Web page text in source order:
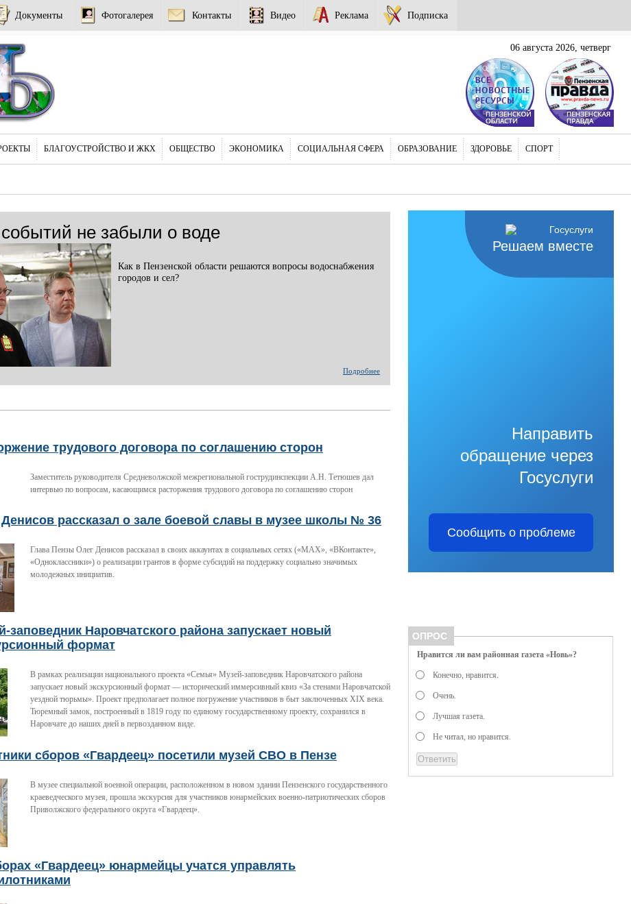
Документы Фотогалерея Контакты Видео Реклама Подписка
06 августа 2026, четверг
БЛАГОУСТРОЙСТВО И ЖКХ ОБЩЕСТВО ЭКОНОМИКА СОЦИАЛЬНАЯ СФЕРА ОБРАЗОВАНИЕ ЗДОРОВЬЕ СПОРТ
событий не забыли о воде
Как в Пензенской области решаются вопросы водоснабжения
городов и сел?
Подробнее
трудового договора по соглашению сторон
Заместитель руководителя Средневолжской межрегиональной гострудинспекции А.Н. Тетюшев дал
интервью по вопросам, касающимся расторжения трудового договора по соглашению сторон
рассказал о зале боевой славы в музее школы № 36
Глава Пензы Олег Денисов рассказал в своих аккаунтах в социальных сетях («МАХ», «ВКонтакте»,
«Одноклассники») о реализации грантов в форме субсидий на поддержку социально значимых
молодежных инициатив.
заповедник Наровчатского района запускает новый
формат
В рамках реализации национального проекта «Семья» Музей-заповедник Наровчатского района
запускает новый экскурсионный формат — исторический иммерсивный квиз «За стенами Наровчатской
уездной тюрьмы». Проект предполагает полное погружение участников в быт заключенных XIX века.
Тюремный замок, построенный в 1819 году по единому государственному проекту, сохранился в
Наровчате до наших дней в первозданном виде.
сборов «Гвардеец» посетили музей СВО в Пензе
В музее специальной военной операции, расположенном в новом здании Пензенского государственного
краеведческого музея, прошла экскурсия для участников юнармейских военно-патриотических сборов
Приволжского федерального округа «Гвардеец».
«Гвардеец» юнармейцы учатся управлять
Решаем вместе
Направить
обращение через
Госуслуги
Сообщить о проблеме
ОПРОС
Нравится ли вам районная газета «Новь»?
Конечно, нравится.
Очень.
Лучшая газета.
Не читал, но нравится.